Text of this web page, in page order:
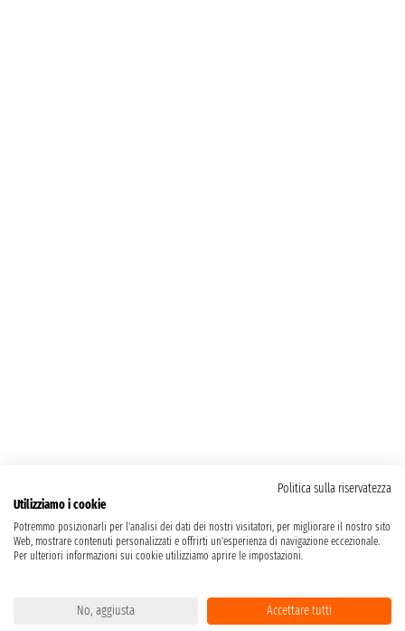
Politica sulla riservatezza
Utilizziamo i cookie
Potremmo posizionarli per l'analisi dei dati dei nostri visitatori, per migliorare il nostro sito
Web, mostrare contenuti personalizzati e offrirti un'esperienza di navigazione eccezionale.
Per ulteriori informazioni sui cookie utilizziamo aprire le impostazioni.
No, aggiusta Accettare tutti